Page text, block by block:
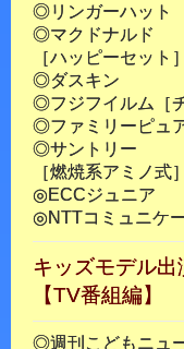
◎リンガーハット
◎マクドナルド
［ハッピーセット］
◎ダスキン
◎フジフイルム［
◎ファミリーピュ
◎サントリー
［燃焼系アミノ式］
◎ECCジュニア
◎NTTコミュニケ
キッズモデル出
【TV番組編】
◎週刊こどもニュ